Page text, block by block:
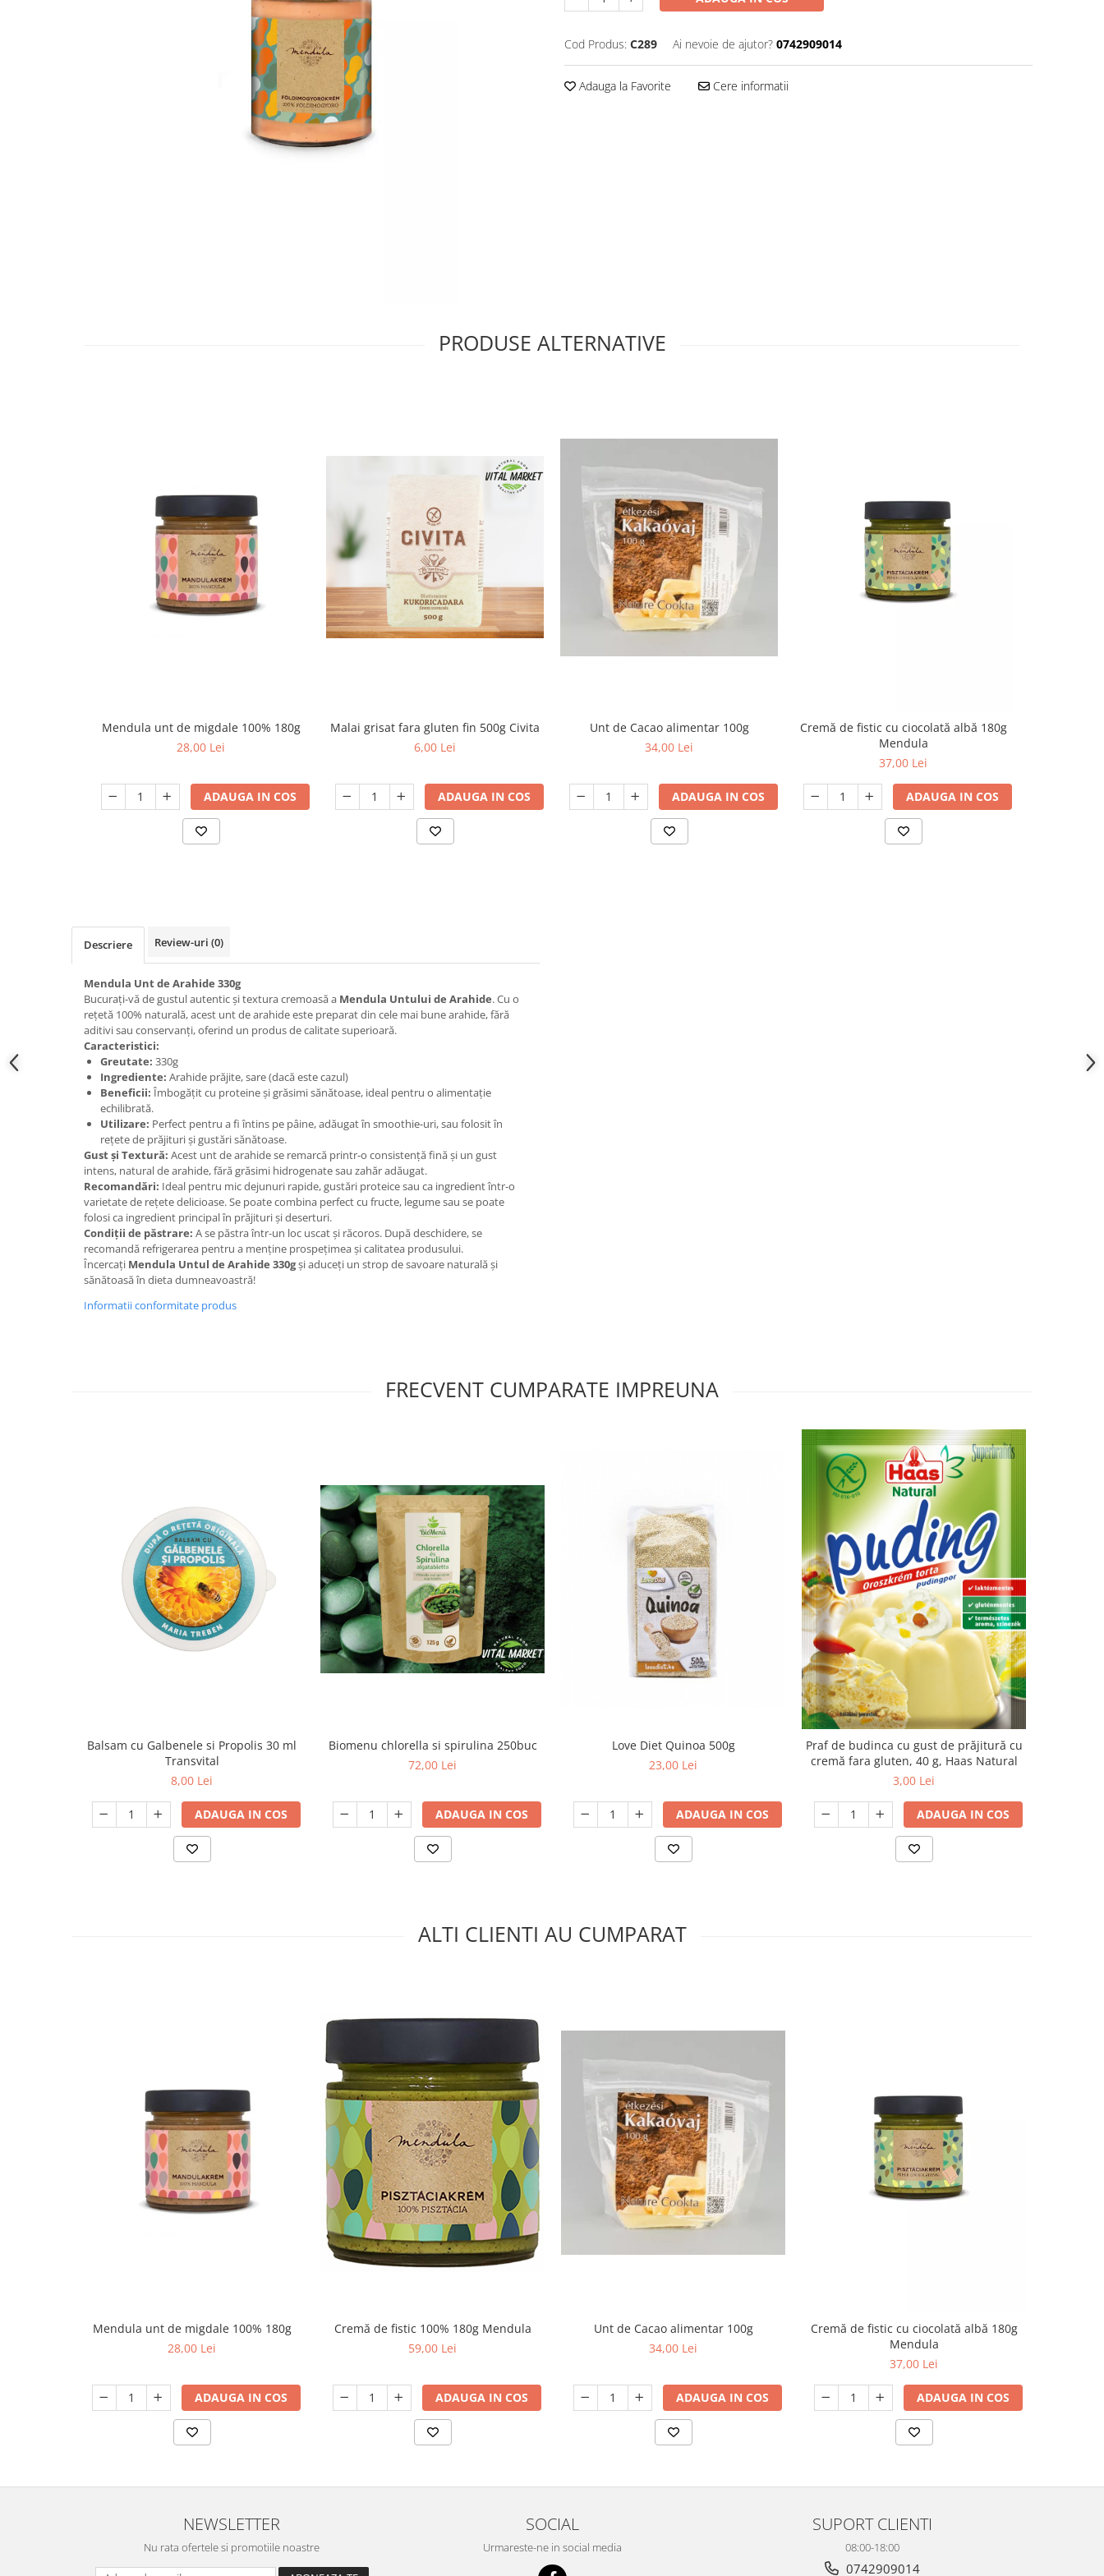
Cod Produs: C289 Ai nevoie de ajutor? 0742909014
Adauga la Favorite Cere informatii
PRODUSE ALTERNATIVE
Mendula unt de migdale 100% 180g
28,00 Lei
ADAUGA IN COS
Malai grisat fara gluten fin 500g Civita
6,00 Lei
ADAUGA IN COS
Unt de Cacao alimentar 100g
34,00 Lei
ADAUGA IN COS
Cremă de fistic cu ciocolată albă 180g
Mendula
37,00 Lei
ADAUGA IN COS
Descriere Review-uri (0)
Mendula Unt de Arahide 330g
Bucurați-vă de gustul autentic și textura cremoasă a Mendula Untului de Arahide. Cu o
rețetă 100% naturală, acest unt de arahide este preparat din cele mai bune arahide, fără
aditivi sau conservanți, oferind un produs de calitate superioară.
Caracteristici:
Greutate: 330g
Ingrediente: Arahide prăjite, sare (dacă este cazul)
Beneficii: Îmbogățit cu proteine și grăsimi sănătoase, ideal pentru o alimentație
echilibrată.
Utilizare: Perfect pentru a fi întins pe pâine, adăugat în smoothie-uri, sau folosit în
rețete de prăjituri și gustări sănătoase.
Gust și Textură: Acest unt de arahide se remarcă printr-o consistență fină și un gust
intens, natural de arahide, fără grăsimi hidrogenate sau zahăr adăugat.
Recomandări: Ideal pentru mic dejunuri rapide, gustări proteice sau ca ingredient într-o
varietate de rețete delicioase. Se poate combina perfect cu fructe, legume sau se poate
folosi ca ingredient principal în prăjituri și deserturi.
Condiții de păstrare: A se păstra într-un loc uscat și răcoros. După deschidere, se
recomandă refrigerarea pentru a menține prospețimea și calitatea produsului.
Încercați Mendula Untul de Arahide 330gși aduceți un strop de savoare naturală și
sănătoasă în dieta dumneavoastră!
Informatii conformitate produs
FRECVENT CUMPARATE IMPREUNA
Balsam cu Galbenele si Propolis 30 ml
Transvital
8,00 Lei
ADAUGA IN COS
Biomenu chlorella si spirulina 250buc
72,00 Lei
ADAUGA IN COS
Love Diet Quinoa 500g
23,00 Lei
ADAUGA IN COS
Praf de budinca cu gust de prăjitură cu
cremă fara gluten, 40 g, Haas Natural
3,00 Lei
ADAUGA IN COS
ALTI CLIENTI AU CUMPARAT
Mendula unt de migdale 100% 180g
28,00 Lei
ADAUGA IN COS
Cremă de fistic 100% 180g Mendula
59,00 Lei
ADAUGA IN COS
Unt de Cacao alimentar 100g
34,00 Lei
ADAUGA IN COS
Cremă de fistic cu ciocolată albă 180g
Mendula
37,00 Lei
ADAUGA IN COS
NEWSLETTER
Nu rata ofertele si promotiile noastre
SOCIAL
Urmareste-ne in social media
SUPORT CLIENTI
08:00-18:00
0742909014